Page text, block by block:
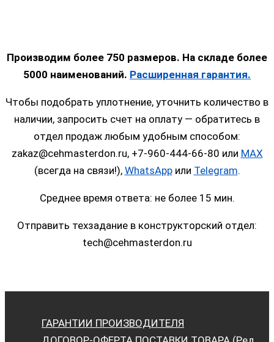
Производим более 750 размеров. На складе более
5000 наименований. Расширенная гарантия.
Чтобы подобрать уплотнение, уточнить количество в
наличии, запросить счет на оплату — обратитесь в
отдел продаж любым удобным способом:
zakaz@cehmasterdon.ru, +7-960-444-66-80 или MAX
(всегда на связи!), WhatsAppили Telegram.
Среднее время ответа: не более 15 мин.
Отправить техзадание в конструкторский отдел:
tech@cehmasterdon.ru
ГАРАНТИИ ПРОИЗВОДИТЕЛЯ